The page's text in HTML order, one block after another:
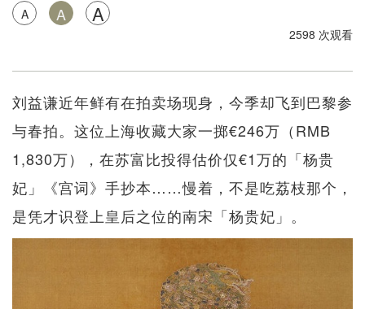
A A A
2598 次观看
刘益谦近年鲜有在拍卖场现身，今季却飞到巴黎参
与春拍。这位上海收藏大家一掷€246万（RMB
1,830万），在苏富比投得估价仅€1万的「杨贵
妃」《宫词》手抄本……慢着，不是吃荔枝那个，
是凭才识登上皇后之位的南宋「杨贵妃」。